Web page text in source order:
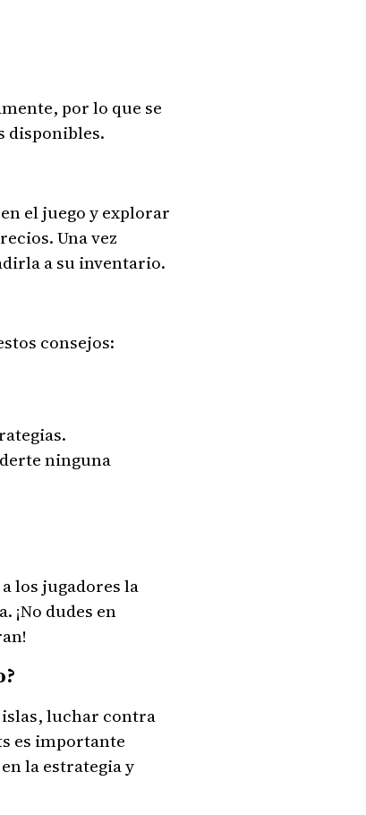
por lo que se
disponibles.
el juego y explorar
Una vez
a su inventario.
consejos:
ninguna
los jugadores la
¡No dudes en
islas, luchar contra
es importante
la estrategia y